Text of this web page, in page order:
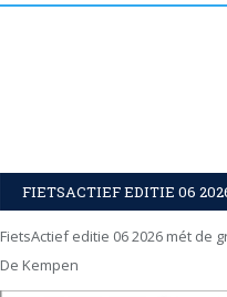
FIETSACTIEF EDITIE 06
FietsActief editie 06 2026 mét de
De Kempen